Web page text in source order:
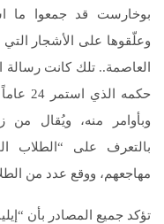
بوخارست قد جمعوا ما
وعلّقوها على الأشجار
العاصمة.. تلك كانت رسالة
حكمه
وبأوامر منه، ويُقال من
بالتعرف على “الطلاب
مهاجعهم، ووقع عدد من
تؤكد جميع المصادر بأن